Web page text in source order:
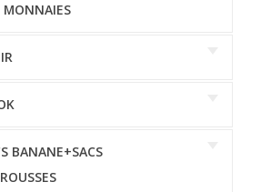
MONNAIES
BANANE+SACS